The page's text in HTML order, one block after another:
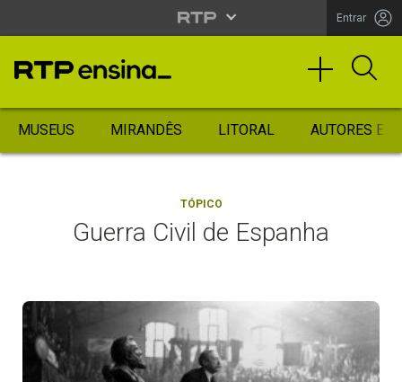
Entrar
MUSEUS MIRANDÊS LITORAL AUTORES
TÓPICO
Guerra Civil de Espanha